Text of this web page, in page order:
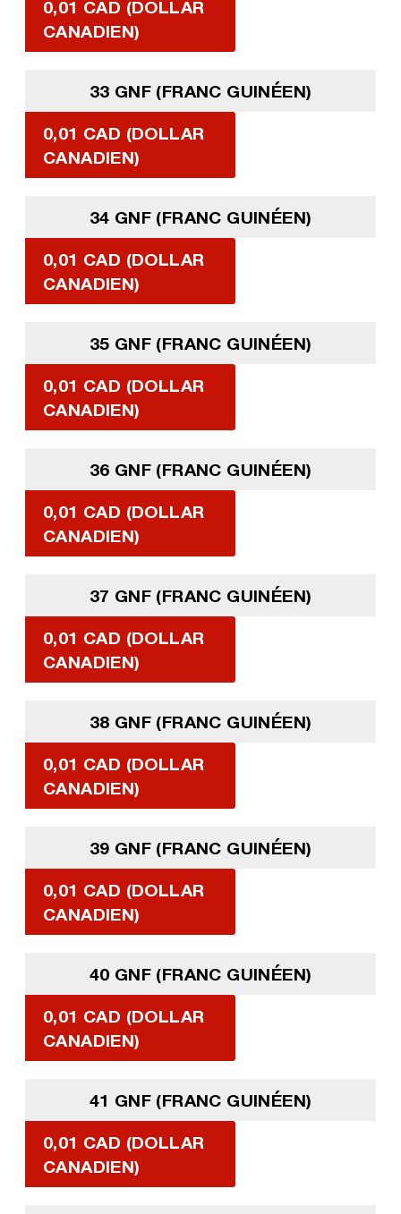
0,01 CAD (DOLLAR
CANADIEN)
33 GNF (FRANC GUINÉEN)
0,01 CAD (DOLLAR
CANADIEN)
34 GNF (FRANC GUINÉEN)
0,01 CAD (DOLLAR
CANADIEN)
35 GNF (FRANC GUINÉEN)
0,01 CAD (DOLLAR
CANADIEN)
36 GNF (FRANC GUINÉEN)
0,01 CAD (DOLLAR
CANADIEN)
37 GNF (FRANC GUINÉEN)
0,01 CAD (DOLLAR
CANADIEN)
38 GNF (FRANC GUINÉEN)
0,01 CAD (DOLLAR
CANADIEN)
39 GNF (FRANC GUINÉEN)
0,01 CAD (DOLLAR
CANADIEN)
40 GNF (FRANC GUINÉEN)
0,01 CAD (DOLLAR
CANADIEN)
41 GNF (FRANC GUINÉEN)
0,01 CAD (DOLLAR
CANADIEN)